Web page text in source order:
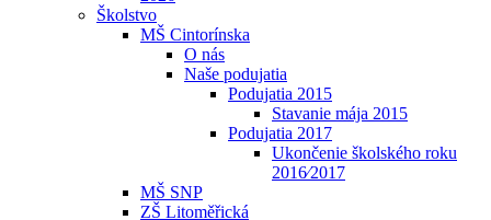
Školstvo
MŠ Cintorínska
O nás
Naše podujatia
Podujatia 2015
Stavanie mája 2015
Podujatia 2017
Ukončenie školského roku
2016⁄2017
MŠ SNP
ZŠ Litoměřická